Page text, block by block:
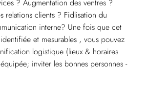
? Augmentation des ventres ?
relations clients ? Fidlisation du
interne? Une fois que cet
et mesurables , vous pouvez
logistique (lieux & horaires
inviter les bonnes personnes -